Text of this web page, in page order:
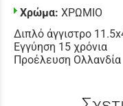
Χρώμα: ΧΡΩΜΙΟ
Διπλό άγγιστρο
Εγγύηση 15 χρόνια
Προέλευση Ολλανδία